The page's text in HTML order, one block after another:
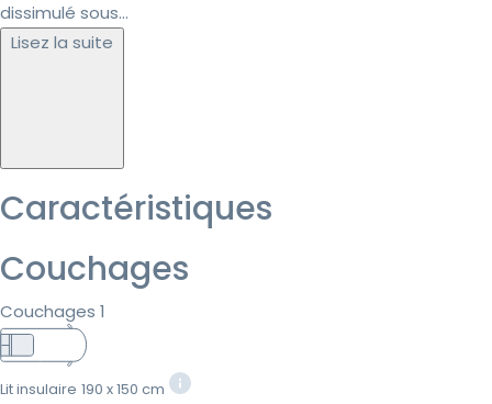
dissimulé sous...
Lisez la suite
Caractéristiques
Couchages
Couchages 1
Lit insulaire 190 x 150 cm